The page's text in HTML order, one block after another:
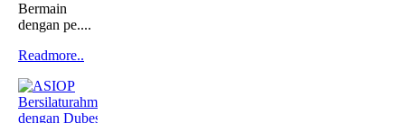
Bermain
dengan pe....
Readmore..